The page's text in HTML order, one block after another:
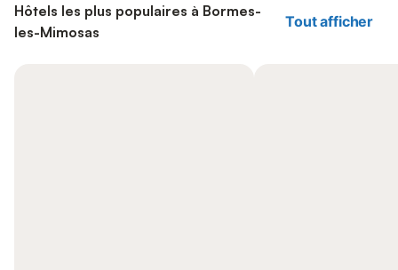
Hôtels les plus populaires à Bormes-
les-Mimosas
Tout afficher